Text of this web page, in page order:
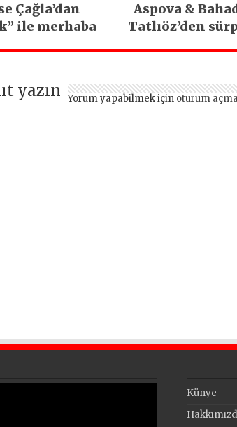
Çağla’dan
ile merhaba
Aspova &
Tatlıöz’den
yazın Yorum yapabilmek için oturum
Künye